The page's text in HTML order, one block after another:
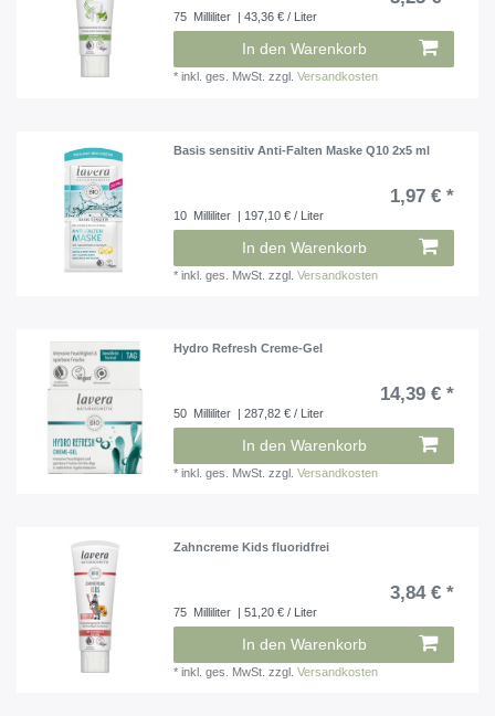
75 Milliliter | 43,36 € / Liter
In den Warenkorb
*inkl. ges. MwSt. zzgl.Versandkosten
Basis sensitiv Anti-Falten Maske Q10 2x5 ml
1,97 € *
10 Milliliter | 197,10 € / Liter
In den Warenkorb
*inkl. ges. MwSt. zzgl.Versandkosten
Hydro Refresh Creme-Gel
14,39 € *
50 Milliliter | 287,82 € / Liter
In den Warenkorb
*inkl. ges. MwSt. zzgl.Versandkosten
Zahncreme Kids fluoridfrei
3,84 € *
75 Milliliter | 51,20 € / Liter
In den Warenkorb
*inkl. ges. MwSt. zzgl.Versandkosten